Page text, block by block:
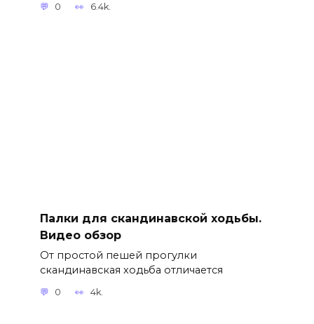
0 6.4k.
Палки для скандинавской ходьбы.
Видео обзор
От простой пешей прогулки
скандинавская ходьба отличается
0 4k.